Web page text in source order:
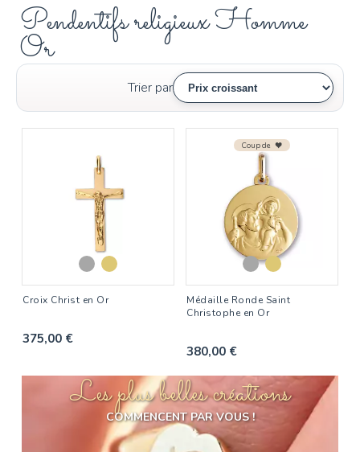
Pendentifs religieux Homme
Or
Trier par
Croix Christ en Or
375,00 €
Coup de
Médaille Ronde Saint
Christophe en Or
380,00 €
Les plus belles créations
COMMENCENT PAR VOUS !